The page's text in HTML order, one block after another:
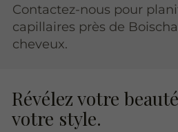
Contactez-nous pour
capillaires près de
cheveux.
Révélez votre
votre style.